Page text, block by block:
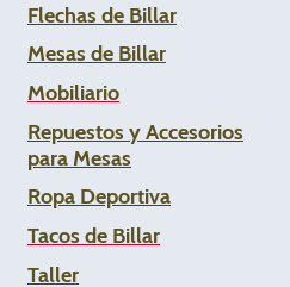
Flechas de Billar
Mesas de Billar
Mobiliario
Repuestos y Accesorios
para Mesas
Ropa Deportiva
Tacos de Billar
Taller